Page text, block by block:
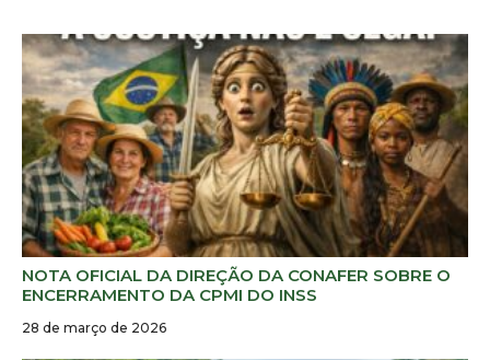
NOTA OFICIAL DA DIREÇÃO DA CONAFER SOBRE O
ENCERRAMENTO DA CPMI DO INSS
28 de março de 2026